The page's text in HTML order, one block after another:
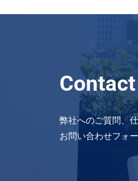
Contact
弊社へのご質問、
お問い合わせフォ